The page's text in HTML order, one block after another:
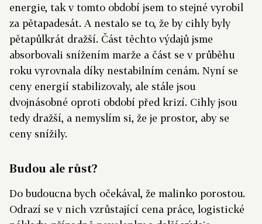
energie, tak v tomto období jsem to stejné vyrobil
za pětapadesát. A nestalo se to, že by cihly byly
pětapůlkrát dražší. Část těchto výdajů jsme
absorbovali snížením marže a část se v průběhu
roku vyrovnala díky nestabilním cenám. Nyní se
ceny energií stabilizovaly, ale stále jsou
dvojnásobné oproti období před krizí. Cihly jsou
tedy dražší, a nemyslím si, že je prostor, aby se
ceny snížily.
Budou ale růst?
Do budoucna bych očekával, že malinko porostou.
Odrazí se v nich vzrůstající cena práce, logistické